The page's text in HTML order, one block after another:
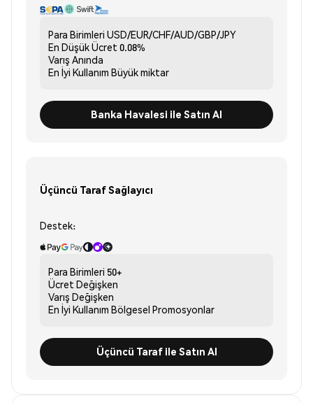
Para Birimleri USD/EUR/CHF/AUD/GBP/JPY
En Düşük Ücret 0.08%
Varış Anında
En İyi Kullanım Büyük miktar
Banka Havalesi ile Satın Al
Üçüncü Taraf Sağlayıcı
Destek:
Para Birimleri 50+
Ücret Değişken
Varış Değişken
En İyi Kullanım Bölgesel Promosyonlar
Üçüncü Taraf ile Satın Al